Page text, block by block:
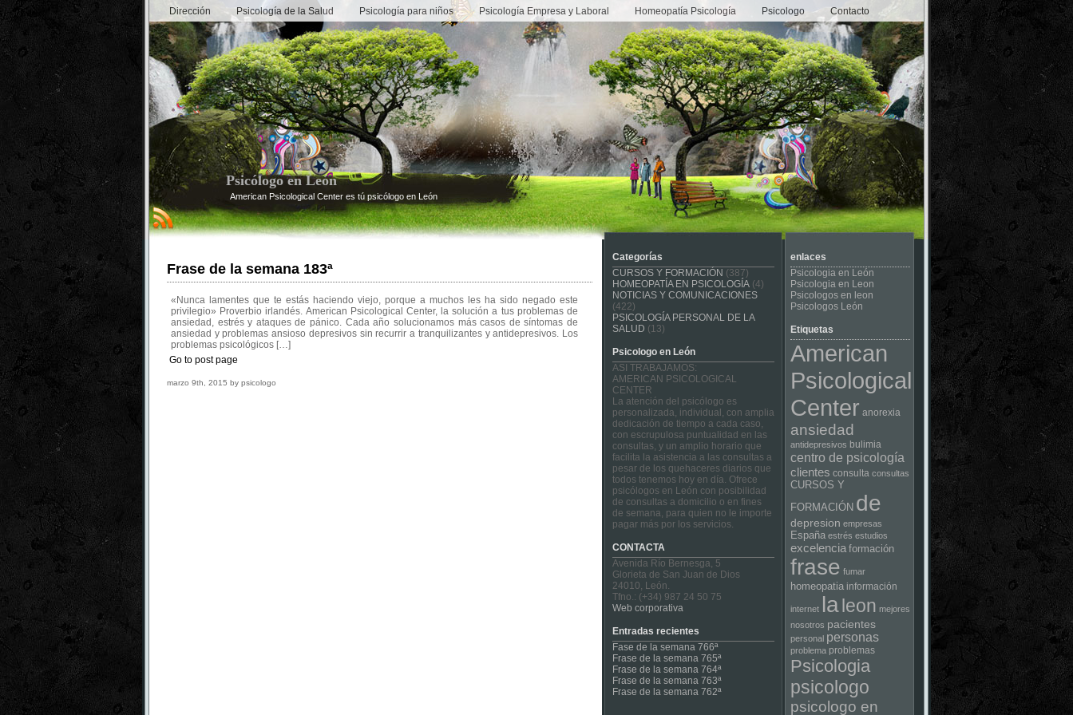
Dirección Psicología de la Salud Psicología para niños Psicología Empresa y Laboral Homeopatía Psicología Psicologo Contacto
Psicólogo en León
American Psicological Center es tú psicólogo en León
Frase de la semana 183ª
«Nunca lamentes que te estás haciendo viejo, porque a muchos les ha sido negado este
privilegio» Proverbio irlandés. American Psicological Center, la solución a tus problemas de
ansiedad, estrés y ataques de pánico. Cada año solucionamos más casos de síntomas de
ansiedad y problemas ansioso depresivos sin recurrir a tranquilizantes y antidepresivos. Los
problemas psicológicos […]
Go to post page
marzo 9th, 2015 by psicologo
Categorías
CURSOS Y FORMACIÓN (387)
HOMEOPATÍA EN PSICOLOGÍA (4)
NOTICIAS Y COMUNICACIONES
(422)
PSICOLOGÍA PERSONAL DE LA
SALUD (13)
Psicologo en León
ASI TRABAJAMOS:
AMERICAN PSICOLOGICAL
CENTER
La atención del psicólogo es
personalizada, individual, con amplia
dedicación de tiempo a cada caso,
con escrupulosa puntualidad en las
consultas, y un amplio horario que
facilita la asistencia a las consultas a
pesar de los quehaceres diarios que
todos tenemos hoy en día. Ofrece
psicólogos en León con posibilidad
de consultas a domicilio o en fines
de semana, para quien no le importe
pagar más por los servicios.
CONTACTA
Avenida Río Bernesga, 5
Glorieta de San Juan de Dios
24010, León.
Tfno.: (+34) 987 24 50 75
Web corporativa
Entradas recientes
Fase de la semana 766ª
Frase de la semana 765ª
Frase de la semana 764ª
Frase de la semana 763ª
Frase de la semana 762ª
enlaces
Psicologia en León
Psicologia en Leon
Psicologos en leon
Psicologos León
Etiquetas
American
Psicological
Center anorexia
ansiedad
antidepresivos bulimia
centro de psicología
clientes consulta consultas
CURSOS Y
FORMACIÓN de
depresion empresas
España estrés estudios
excelencia formación
frase fumar
homeopatia información
internet laleon mejores
nosotros pacientes
personal personas
problema problemas
Psicologia
psicologo
psicologo en